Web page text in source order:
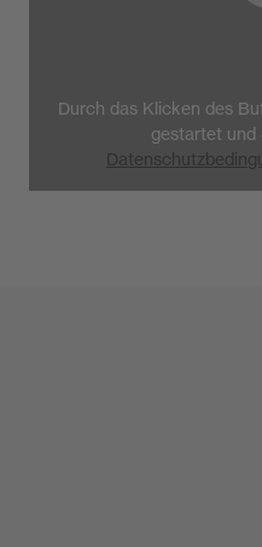
Durch das Klicken des
gestartet und